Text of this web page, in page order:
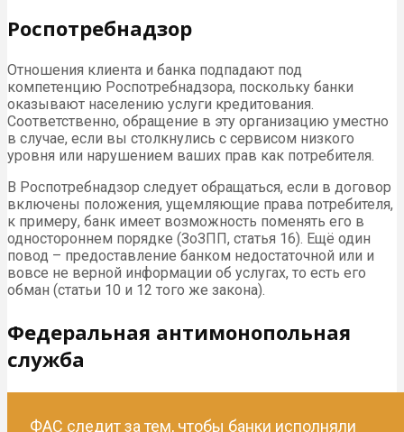
Роспотребнадзор
Отношения клиента и банка подпадают под
компетенцию Роспотребнадзора, поскольку банки
оказывают населению услуги кредитования.
Соответственно, обращение в эту организацию уместно
в случае, если вы столкнулись с сервисом низкого
уровня или нарушением ваших прав как потребителя.
В Роспотребнадзор следует обращаться, если в договор
включены положения, ущемляющие права потребителя,
к примеру, банк имеет возможность поменять его в
одностороннем порядке (ЗоЗПП, статья 16). Ещё один
повод – предоставление банком недостаточной или и
вовсе не верной информации об услугах, то есть его
обман (статьи 10 и 12 того же закона).
Федеральная антимонопольная
служба
ФАС следит за тем, чтобы банки исполняли